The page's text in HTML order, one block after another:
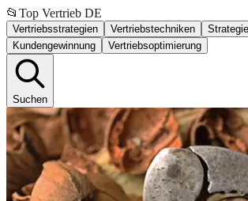
📂 Top Vertrieb DE
Vertriebsstrategien Vertriebstechniken
Kundengewinnung
Vertriebsoptimierung
Suchen